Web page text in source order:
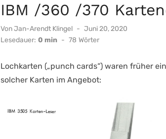
IBM /360 /370
VonJan-Arendt Klingel
Veröffentlicht
am
Juni 20, 2020
Lesedauer: 0 min - 78 Wörter
Lochkarten („punch cards“) waren früher
solcher Karten im Angebot: